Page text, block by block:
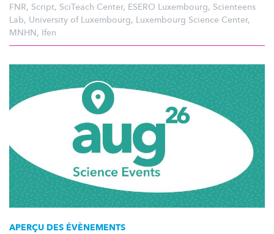
FNR, Script, SciTeach Center, ESERO Luxembourg, Scienteens
Lab, University of Luxembourg, Luxembourg Science Center,
MNHN, Ifen
APERÇU DES ÉVÈNEMENTS